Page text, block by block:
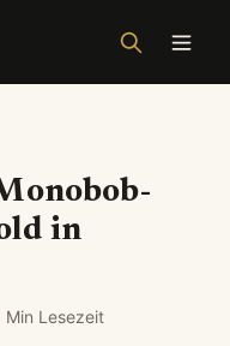
in
Min Lesezeit